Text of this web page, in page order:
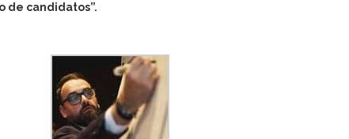
de candidatos”.